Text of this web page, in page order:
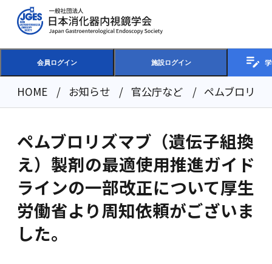
会員ログイン 施設ログイン
HOME お知らせ 官公庁など ペムブロリズ
ペムブロリズマブ（遺伝子組換
え）製剤の最適使用推進ガイド
ラインの一部改正について厚生
労働省より周知依頼がございま
した。